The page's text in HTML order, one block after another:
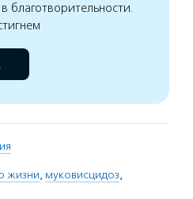
благотворительности.
жизни, муковисцидоз,